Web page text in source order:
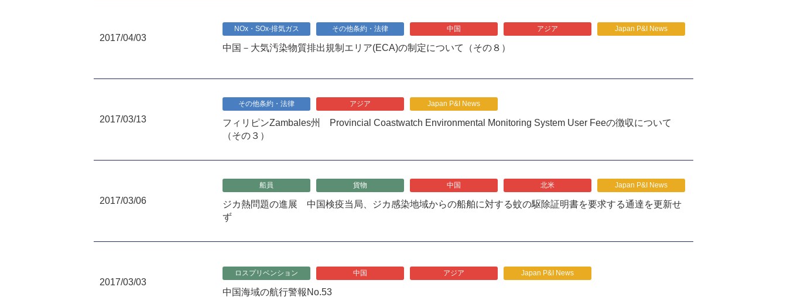
2017/04/03
NOx・SOx-排気ガス その他条約・法律 中国 アジア Japan P&I News
中国－大気汚染物質排出規制エリア(ECA)の制定について（その８）
2017/03/13
その他条約・法律 アジア Japan P&I News
フィリピンZambales州 Provincial Coastwatch Environmental Monitoring System User Feeの徴収について
（その３）
2017/03/06
船員 貨物 中国 北米 Japan P&I News
ジカ熱問題の進展 中国検疫当局、ジカ感染地域からの船舶に対する蚊の駆除証明書を要求する通達を更新せ
ず
2017/03/03
ロスプリベンション 中国 アジア Japan P&I News
中国海域の航行警報No.53